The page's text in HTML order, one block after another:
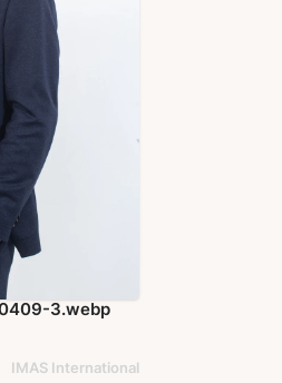
3.webp
IMAS International